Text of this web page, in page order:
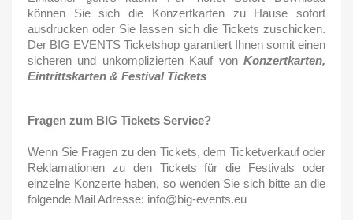
können Sie sich die Konzertkarten zu Hause sofort
ausdrucken oder Sie lassen sich die Tickets zuschicken.
Der BIG EVENTS Ticketshop garantiert Ihnen somit einen
sicheren und unkomplizierten Kauf von Konzertkarten,
Eintrittskarten & Festival Tickets
Fragen zum BIG Tickets Service?
Wenn Sie Fragen zu den Tickets, dem Ticketverkauf oder
Reklamationen zu den Tickets für die Festivals oder
einzelne Konzerte haben, so wenden Sie sich bitte an die
folgende Mail Adresse: info@big-events.eu